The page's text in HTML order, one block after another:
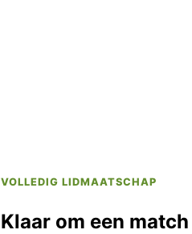
VOLLEDIG LIDMAATSCHAP
Klaar om een